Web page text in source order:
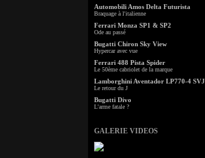
Automobili Amos Delta Futurista
Braquage à l'italienne
Ferrari Monza SP1 & SP2
Ode au passé
Bugatti Chiron Sky View
Hypercar avec vue
Ferrari 488 Pista Spider
Le 50ème cabriolet de la marque
Lamborghini Aventador LP770-4 SVJ
Le retour du J
Bugatti Divo
L'arme fatale ?
GALERIE VIDEOS